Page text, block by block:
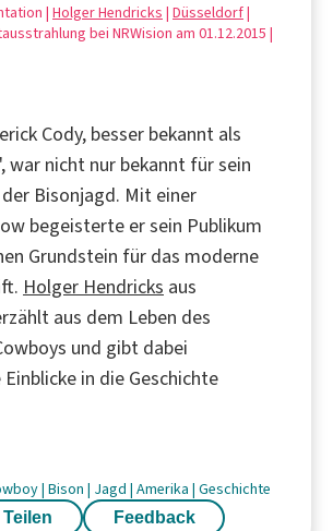
| Holger Hendricks | Düsseldorf|
bei NRWision am 01.12.2015 |
Cody, besser bekannt als
war nicht nur bekannt für sein
der Bisonjagd. Mit einer
begeisterte er sein Publikum
Grundstein für das moderne
Holger Hendricks aus
aus dem Leben des
und gibt dabei
in die Geschichte
| Bison | Jagd | Amerika | Geschichte
Teilen Feedback